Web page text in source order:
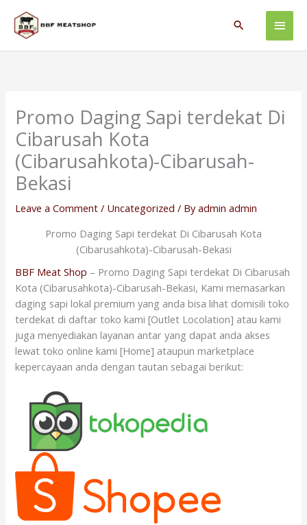
content
Main
Search
Promo Daging Sapi terdekat Di
Cibarusah Kota
(Cibarusahkota)-Cibarusah-
Bekasi
Leave a Comment / Uncategorized / Byadmin admin
Promo Daging Sapi terdekat Di Cibarusah Kota
(Cibarusahkota)-Cibarusah-Bekasi
BBF Meat Shop – Promo Daging Sapi terdekat Di Cibarusah
Kota (Cibarusahkota)-Cibarusah-Bekasi, Kami memasarkan
daging sapi lokal premium yang anda bisa lihat domisili toko
terdekat di daftar toko kami [Outlet Locolation] atau kami
juga menyediakan layanan antar yang dapat anda akses
lewat toko online kami [Home] ataupun marketplace
kepercayaan anda dengan tautan sebagai berikut: